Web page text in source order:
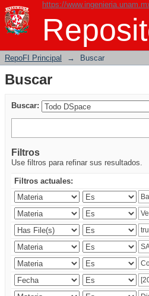
https://
Buscar
RepoFI Principal → Buscar
Buscar
Buscar:
Filtros
Use filtros para refinar sus resultados.
Filtros actuales: